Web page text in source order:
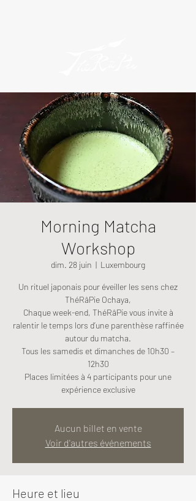
Morning Matcha
Workshop
dim. 28 juin
  |
Luxembourg
Un rituel japonais pour éveiller les sens chez
ThéRâPie Ochaya,
Chaque week-end, ThéRâPie vous invite à
ralentir le temps lors d’une parenthèse raffinée
autour du matcha.
Tous les samedis et dimanches de 10h30 –
12h30
Places limitées à 4 participants pour une
expérience exclusive
Aucun billet en vente
Voir d'autres événements
Heure et lieu